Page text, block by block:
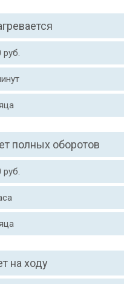
руб.
полных оборотов
руб.
на ходу